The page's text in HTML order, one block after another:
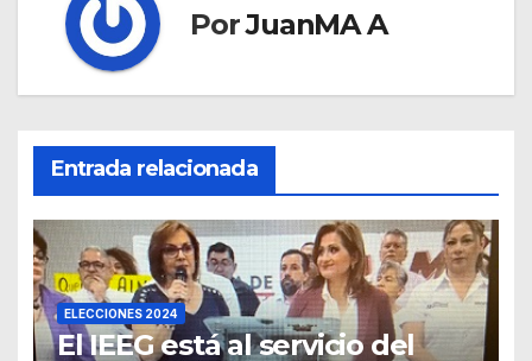
PorJuanMA A
Entrada relacionada
ELECCIONES 2024
El IEEG está al servicio del